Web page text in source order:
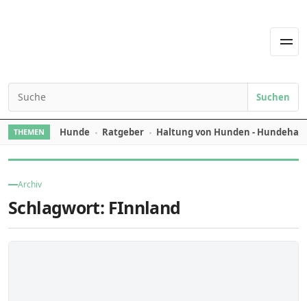
Search for:
Suchen
THEMEN Hunde Ratgeber Haltung von Hunden -
Archiv
Schlagwort: FInnland